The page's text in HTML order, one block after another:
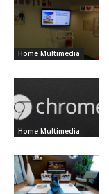
Home Multimedia
Home Multimedia